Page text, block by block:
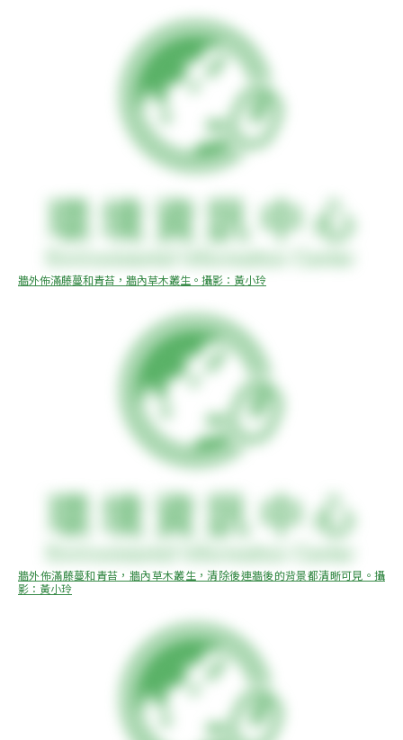
牆外佈滿藤蔓和青苔，牆內草木叢生。攝影：黃小玲
牆外佈滿藤蔓和青苔，牆內草木叢生，清除後連牆後的背景都清晰可見。攝
影：黃小玲